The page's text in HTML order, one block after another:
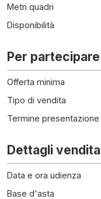
Metri quadri
Disponibilità
Per partecipare
Offerta minima
Tipo di vendita
Termine presentazione
Dettagli vendita
Data e ora udienza
Base d'asta